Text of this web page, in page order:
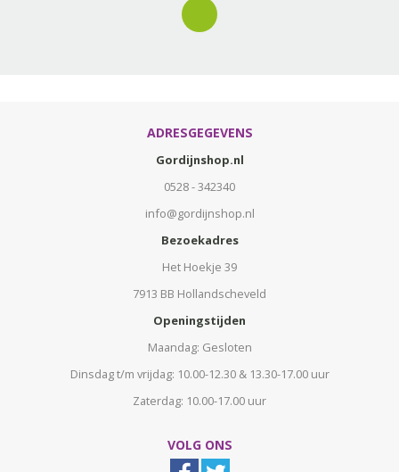
ADRESGEGEVENS
Gordijnshop.nl
0528 - 342340
info@gordijnshop.nl
Bezoekadres
Het Hoekje 39
7913 BB Hollandscheveld
Openingstijden
Maandag: Gesloten
Dinsdag t/m vrijdag: 10.00-12.30 & 13.30-17.00 uur
Zaterdag: 10.00-17.00 uur
VOLG ONS